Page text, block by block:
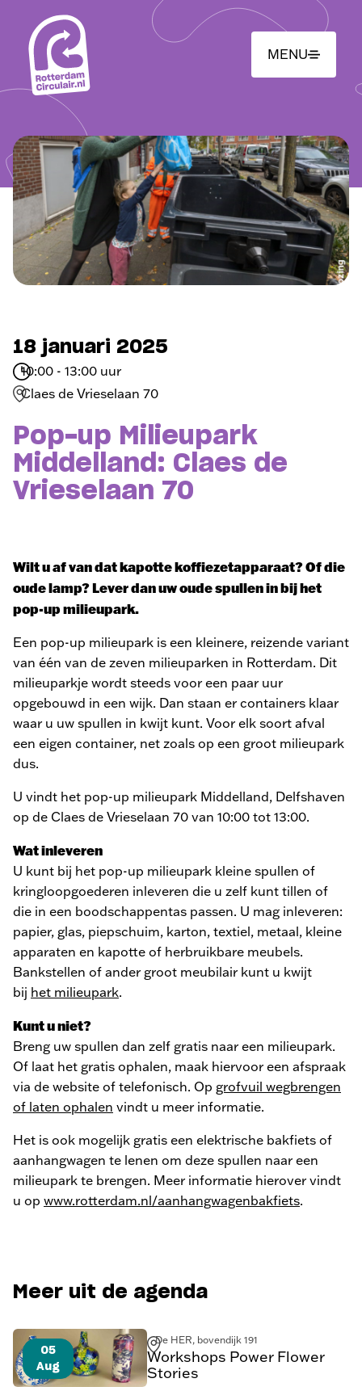
hoofdinhoud
MENU
18 januari 2025
10:00 - 13:00 uur
Claes de Vrieselaan 70
Pop-up Milieupark
Middelland: Claes de
Vrieselaan 70
Wilt u af van dat kapotte koffiezetapparaat? Of die
oude lamp? Lever dan uw oude spullen in bij het
pop-up milieupark.
Een pop-up milieupark is een kleinere, reizende variant
van één van de zeven milieuparken in Rotterdam. Dit
milieuparkje wordt steeds voor een paar uur
opgebouwd in een wijk. Dan staan er containers klaar
waar u uw spullen in kwijt kunt. Voor elk soort afval
een eigen container, net zoals op een groot milieupark
dus.
U vindt het pop-up milieupark Middelland, Delfshaven
op de Claes de Vrieselaan 70 van 10:00 tot 13:00.
Wat inleveren
U kunt bij het pop-up milieupark kleine spullen of
kringloopgoederen inleveren die u zelf kunt tillen of
die in een boodschappentas passen. U mag inleveren:
papier, glas, piepschuim, karton, textiel, metaal, kleine
apparaten en kapotte of herbruikbare meubels.
Bankstellen of ander groot meubilair kunt u kwijt
bij het milieupark.
Kunt u niet?
Breng uw spullen dan zelf gratis naar een milieupark.
Of laat het gratis ophalen, maak hiervoor een afspraak
via de website of telefonisch. Op grofvuil wegbrengen
of laten ophalen vindt u meer informatie.
Het is ook mogelijk gratis een elektrische bakfiets of
aanhangwagen te lenen om deze spullen naar een
milieupark te brengen. Meer informatie hierover vindt
u op www.rotterdam.nl/aanhangwagenbakfiets.
Meer uit de agenda
05
Aug
De HER, bovendijk 191
Workshops Power Flower
Stories